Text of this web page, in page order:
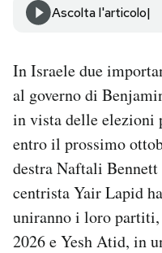
Area Personale
Newsletter
Notifiche mobile
Regala il Post
Hai bisogno di aiuto?
Esci
Ascolta l'articolo
In Israele due
al governo di
in vista delle elezioni
entro il prossimo
destra Naftali
centrista Yair Lapid
uniranno i loro
2026 e Yesh Atid, in